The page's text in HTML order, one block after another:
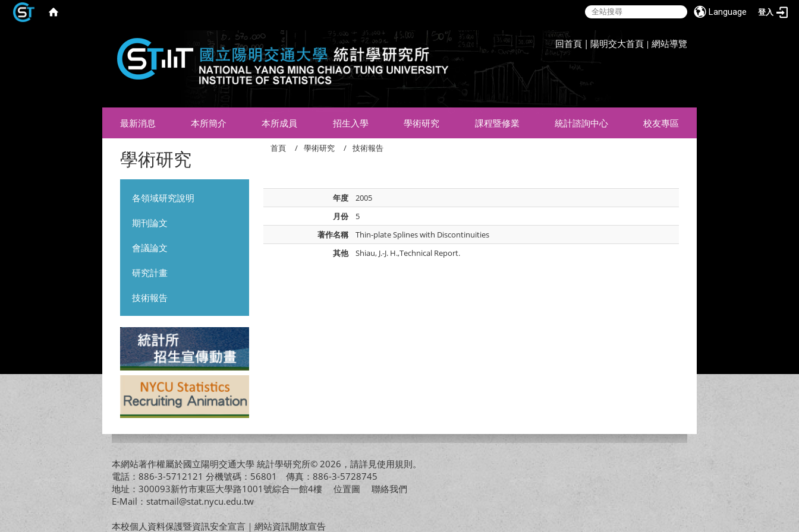
Language 登入
回首頁 | 陽明交大首頁 |網站導覽
最新消息 本所簡介 本所成員 招生入學 學術研究 課程暨修業 統計諮詢中心 校友專區
學術研究
各領域研究說明
期刊論文
會議論文
研究計畫
技術報告
首頁 學術研究 技術報告
年度
2005
月份
5
著作名稱
Thin-plate Splines with Discontinuities
其他
Shiau, J.-J. H.,Technical Report.
本網站著作權屬於國立陽明交通大學 統計學研究所© 2026，請詳見使用規則。
電話：886-3-5712121 分機號碼：56801 傳真：886-3-5728745
地址：300093新竹市東區大學路1001號綜合一館4樓 位置圖
聯絡我們
E-Mail：statmail@stat.nycu.edu.tw
本校個人資料保護暨資訊安全宣言 ｜ 網站資訊開放宣告